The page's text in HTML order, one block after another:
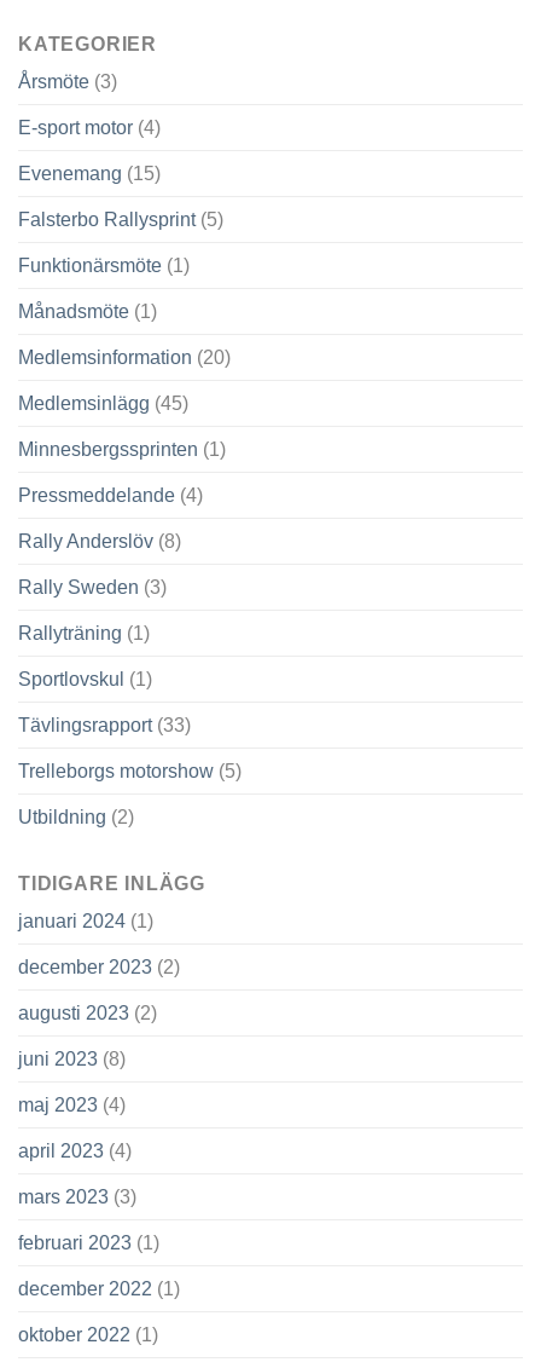
KATEGORIER
Årsmöte (3)
E-sport motor (4)
Evenemang (15)
Falsterbo Rallysprint(5)
Funktionärsmöte (1)
Månadsmöte (1)
Medlemsinformation (20)
Medlemsinlägg (45)
Minnesbergssprinten (1)
Pressmeddelande (4)
Rally Anderslöv (8)
Rally Sweden (3)
Rallyträning (1)
Sportlovskul (1)
Tävlingsrapport(33)
Trelleborgs motorshow (5)
Utbildning (2)
TIDIGARE INLÄGG
januari 2024 (1)
december 2023 (2)
augusti 2023 (2)
juni 2023 (8)
maj 2023 (4)
april 2023 (4)
mars 2023 (3)
februari 2023 (1)
december 2022 (1)
oktober 2022 (1)